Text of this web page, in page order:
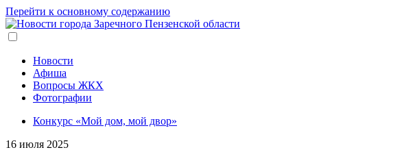
Перейти к основному содержанию
Новости
Афиша
Вопросы ЖКХ
Фотографии
Конкурс «Мой дом, мой двор»
16 июля 2025